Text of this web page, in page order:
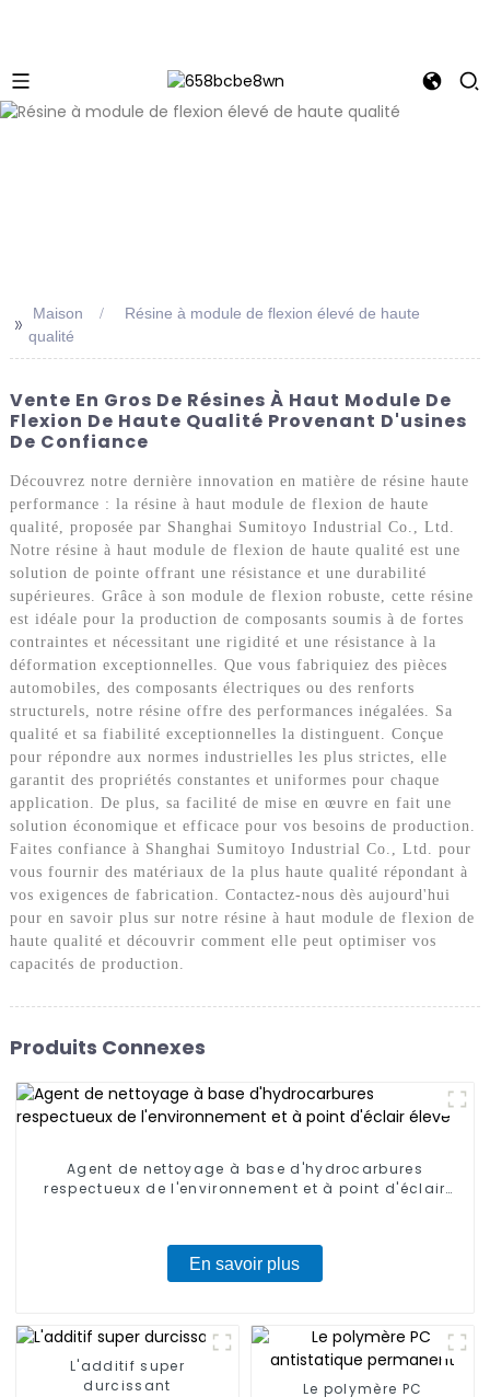
>> Maison
Résine à module de flexion élevé de haute
qualité
Vente En Gros De Résines À Haut Module De
Flexion De Haute Qualité Provenant D'usines
De Confiance
Découvrez notre dernière innovation en matière de résine haute
performance : la résine à haut module de flexion de haute
qualité, proposée par Shanghai Sumitoyo Industrial Co., Ltd.
Notre résine à haut module de flexion de haute qualité est une
solution de pointe offrant une résistance et une durabilité
supérieures. Grâce à son module de flexion robuste, cette résine
est idéale pour la production de composants soumis à de fortes
contraintes et nécessitant une rigidité et une résistance à la
déformation exceptionnelles. Que vous fabriquiez des pièces
automobiles, des composants électriques ou des renforts
structurels, notre résine offre des performances inégalées. Sa
qualité et sa fiabilité exceptionnelles la distinguent. Conçue
pour répondre aux normes industrielles les plus strictes, elle
garantit des propriétés constantes et uniformes pour chaque
application. De plus, sa facilité de mise en œuvre en fait une
solution économique et efficace pour vos besoins de production.
Faites confiance à Shanghai Sumitoyo Industrial Co., Ltd. pour
vous fournir des matériaux de la plus haute qualité répondant à
vos exigences de fabrication. Contactez-nous dès aujourd'hui
pour en savoir plus sur notre résine à haut module de flexion de
haute qualité et découvrir comment elle peut optimiser vos
capacités de production.
Produits Connexes
Agent de nettoyage à base d'hydrocarbures
respectueux de l'environnement et à point d'éclair
En savoir plus
L'additif super
durcissant
Le polymère PC